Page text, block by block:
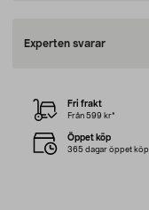
Experten svarar
Fri frakt
Från 599 kr*
Öppet köp
365 dagar öppet köp